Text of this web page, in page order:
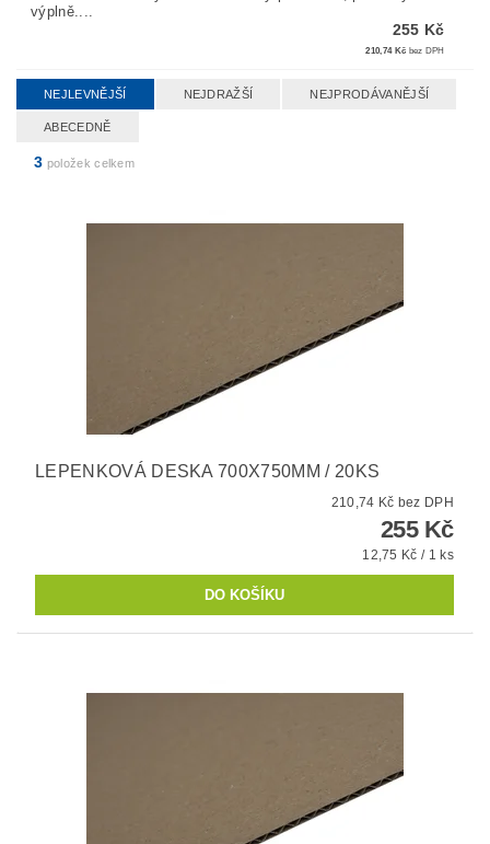
výplně....
255 Kč
210,74 Kč bez DPH
NEJLEVNĚJŠÍ NEJDRAŽŠÍ NEJPRODÁVANĚJŠÍ
ABECEDNĚ
3 položek celkem
LEPENKOVÁ DESKA 700X750MM / 20KS
210,74 Kč bez DPH
255 Kč
12,75 Kč / 1 ks